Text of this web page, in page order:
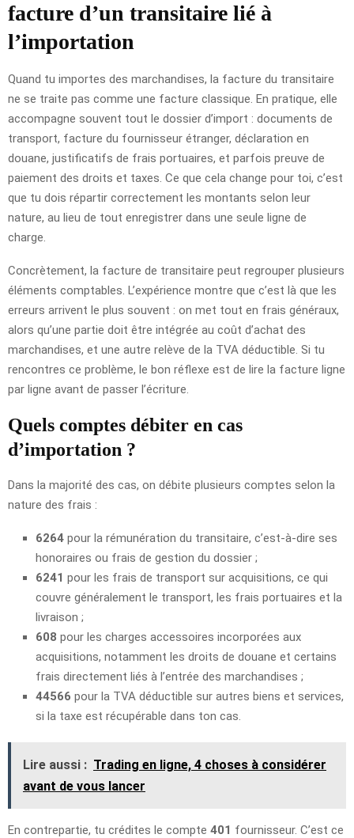
facture d’un transitaire lié à
l’importation
Quand tu importes des marchandises, la facture du transitaire
ne se traite pas comme une facture classique. En pratique, elle
accompagne souvent tout le dossier d’import : documents de
transport, facture du fournisseur étranger, déclaration en
douane, justificatifs de frais portuaires, et parfois preuve de
paiement des droits et taxes. Ce que cela change pour toi, c’est
que tu dois répartir correctement les montants selon leur
nature, au lieu de tout enregistrer dans une seule ligne de
charge.
Concrètement, la facture de transitaire peut regrouper plusieurs
éléments comptables. L’expérience montre que c’est là que les
erreurs arrivent le plus souvent : on met tout en frais généraux,
alors qu’une partie doit être intégrée au coût d’achat des
marchandises, et une autre relève de la TVA déductible. Si tu
rencontres ce problème, le bon réflexe est de lire la facture ligne
par ligne avant de passer l’écriture.
Quels comptes débiter en cas
d’importation ?
Dans la majorité des cas, on débite plusieurs comptes selon la
nature des frais :
6264 pour la rémunération du transitaire, c’est-à-dire ses
honoraires ou frais de gestion du dossier ;
6241 pour les frais de transport sur acquisitions, ce qui
couvre généralement le transport, les frais portuaires et la
livraison ;
608 pour les charges accessoires incorporées aux
acquisitions, notamment les droits de douane et certains
frais directement liés à l’entrée des marchandises ;
44566 pour la TVA déductible sur autres biens et services,
si la taxe est récupérable dans ton cas.
Lire aussi : Trading en ligne, 4 choses à considérer
avant de vous lancer
En contrepartie, tu crédites le compte 401 fournisseur. C’est ce